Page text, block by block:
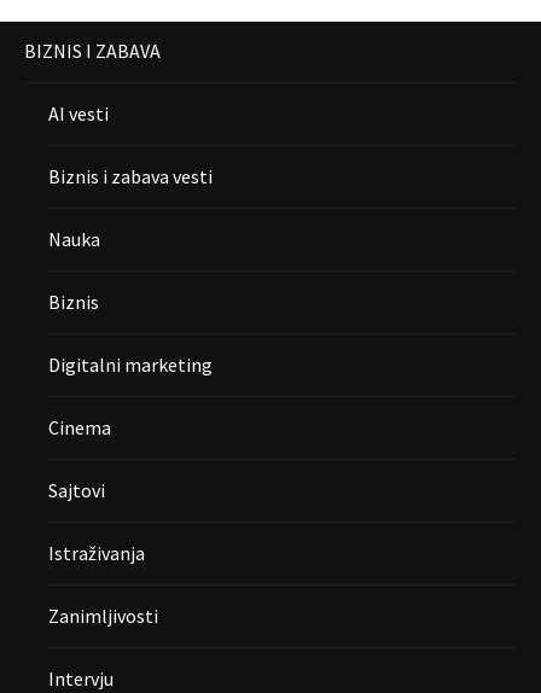
BIZNIS I ZABAVA
AI vesti
Biznis i zabava vesti
Nauka
Biznis
Digitalni marketing
Cinema
Sajtovi
Istraživanja
Zanimljivosti
Intervju